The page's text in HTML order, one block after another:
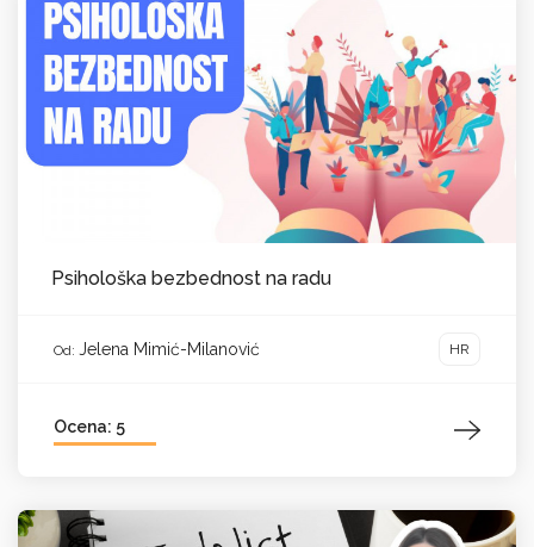
Psihološka bezbednost na radu
Od: Jelena Mimić-Milanović HR
Ocena: 5